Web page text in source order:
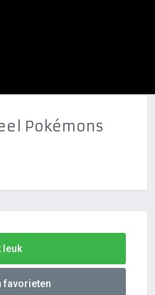
Pokémons
leuk
favorieten